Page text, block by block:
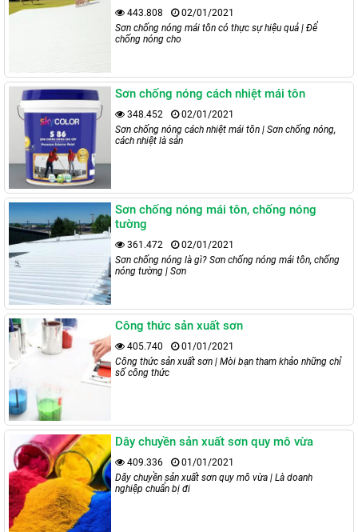
443.808
02/01/2021
Sơn chống nóng mái tôn có thực sự hiệu quả | Để
chống nóng cho
Sơn chống nóng cách nhiệt mái tôn
348.452
02/01/2021
Sơn chống nóng cách nhiệt mái tôn | Sơn chống nóng,
cách nhiệt là sản
Sơn chống nóng mái tôn, chống nóng
tường
361.472
02/01/2021
Sơn chống nóng là gì? Sơn chống nóng mái tôn, chống
nóng tường | Sơn
Công thức sản xuất sơn
405.740
01/01/2021
Công thức sản xuất sơn | Mòi bạn tham khảo những chỉ
số công thức
Dây chuyền sản xuất sơn quy mô vừa
409.336
01/01/2021
Dây chuyền sản xuất sơn quy mô vừa | Là doanh
nghiệp chuẩn bị đi